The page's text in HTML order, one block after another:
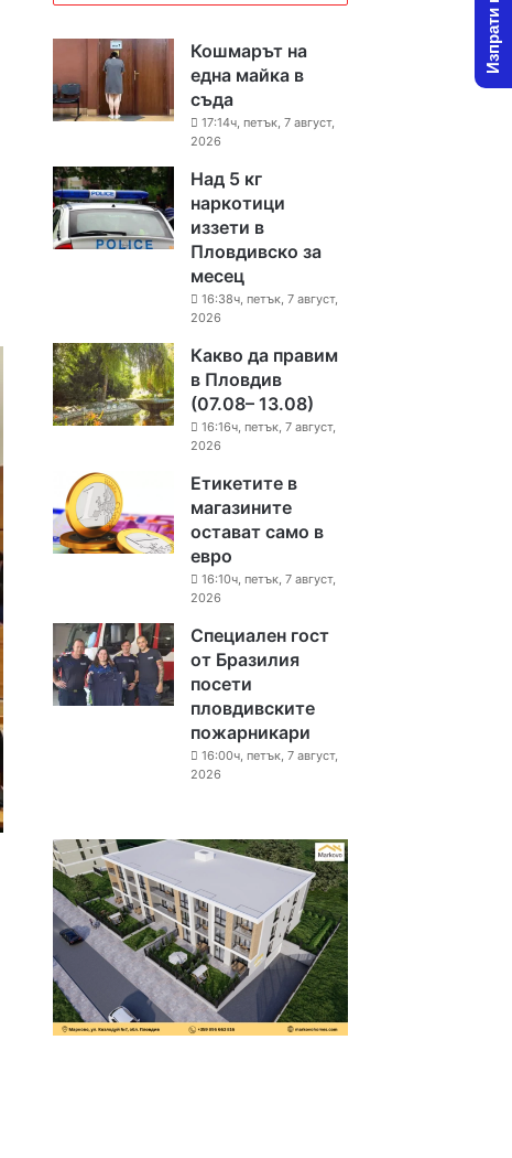
Кошмарът на
една майка в
съда
17:14ч, петък, 7 август,
2026
Над 5 кг
наркотици
иззети в
Пловдивско за
месец
16:38ч, петък, 7 август,
2026
Какво да правим
в Пловдив
(07.08– 13.08)
16:16ч, петък, 7 август,
2026
Етикетите в
магазините
остават само в
евро
16:10ч, петък, 7 август,
2026
Специален гост
от Бразилия
посети
пловдивските
пожарникари
16:00ч, петък, 7 август,
2026